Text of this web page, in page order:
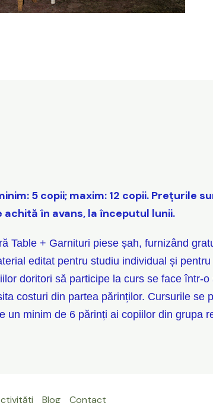
5 copii; maxim: 12 copii. Prețurile
în avans, la începutul lunii.
Table + Garnituri piese șah, furnizând
editat pentru studiu individual și
doritori să participe la curs se face într-o
costuri din partea părinților. Cursurile se
un minim de 6 părinți ai copiilor din grupa
Blog Contact